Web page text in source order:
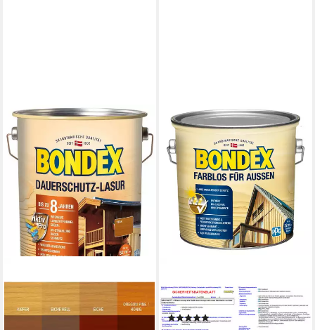
Holzschutzlasur Farblos für
Aussen - 2.5 Ltr
(1)